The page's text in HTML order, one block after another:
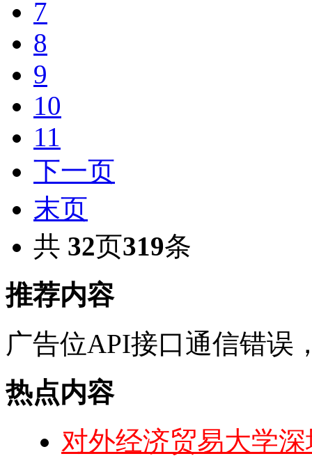
7
8
9
10
11
下一页
末页
共 32页319条
推荐内容
广告位API接口通信错误
热点内容
对外经济贸易大学